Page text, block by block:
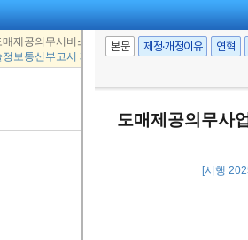
제공의무서비스 대상과 도매제공의 조건·절차·방
보통신부고시 제2025-7호, 2025. 2. 21., 일부개정]
본문 제정·개정이유 연혁
도매제공의무사
[시행